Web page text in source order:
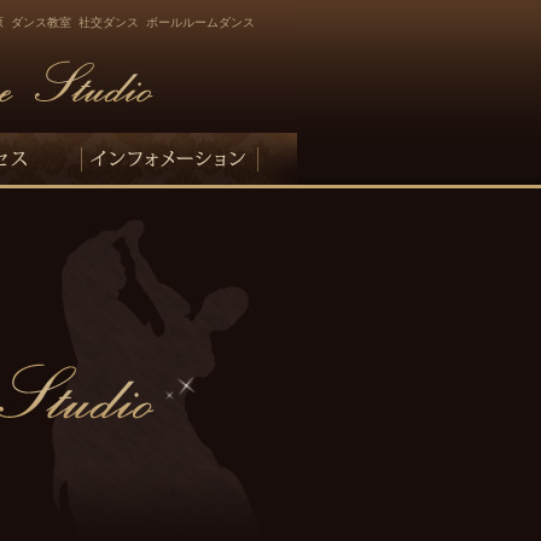
ダンス教室 社交ダンス ボールルームダンス